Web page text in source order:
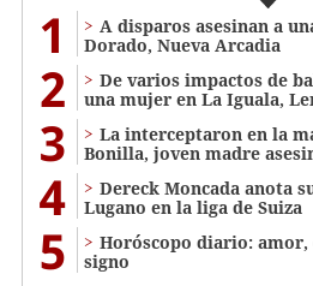
1
A disparos asesinan a
Dorado, Nueva Arcadia
2
De varios impactos de
una mujer en La Iguala,
3
La interceptaron en la
Bonilla, joven madre
4
Dereck Moncada anota
Lugano en la liga de Suiza
5
Horóscopo diario:
signo